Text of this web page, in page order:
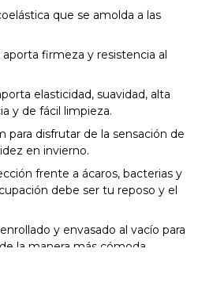
que se amolda a las
firmeza y resistencia al
elasticidad, suavidad, alta
y de fácil limpieza.
para disfrutar de la sensación de
en invierno.
frente a ácaros, bacterias y
debe ser tu reposo y el
y envasado al vacío para
la manera más cómoda.
entre el producto
en cuanto a color, tejido o